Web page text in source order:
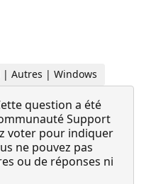
| Autres | Windows
question a été
Support
voter pour indiquer
ne pouvez pas
ou de réponses ni